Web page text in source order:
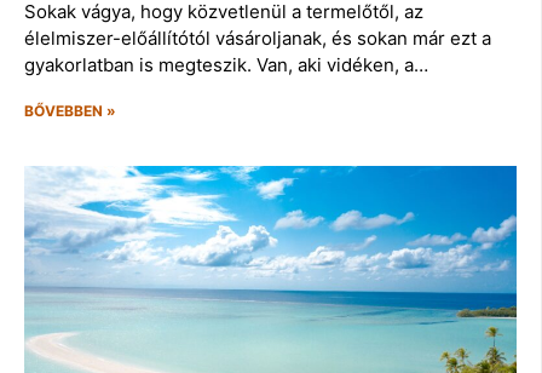
Sokak vágya, hogy közvetlenül a termelőtől, az
élelmiszer-előállítótól vásároljanak, és sokan már ezt a
gyakorlatban is megteszik. Van, aki vidéken, a…
BŐVEBBEN »